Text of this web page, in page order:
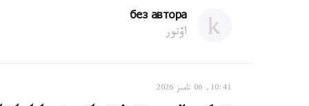
без автора
اۆتور
10:41, 06 تامىز 2026